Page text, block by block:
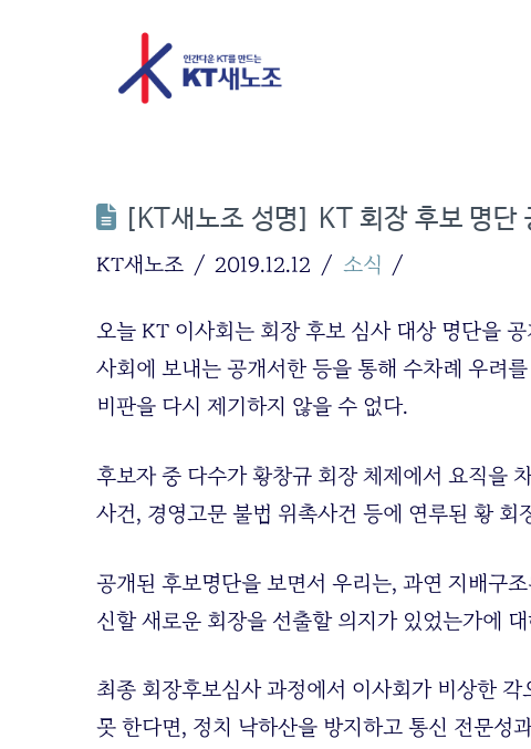
[KT새노조 성명] KT 회장 후보 명단
KT새노조 2019.12.12 소식
오늘 KT 이사회는 회장 후보 심사 대상 명단을
사회에 보내는 공개서한 등을 통해 수차례 우려
비판을 다시 제기하지 않을 수 없다.
후보자 중 다수가 황창규 회장 체제에서 요직을
사건, 경영고문 불법 위촉사건 등에 연루된 황
공개된 후보명단을 보면서 우리는, 과연 지배구
신할 새로운 회장을 선출할 의지가 있었는가에
최종 회장후보심사 과정에서 이사회가 비상한
못 한다면, 정치 낙하산을 방지하고 통신 전문성